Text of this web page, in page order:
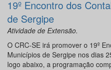
19º Encontro dos
de Sergipe
Atividade de Extensão.
O CRC-SE irá promover o 19º
Municípios de Sergipe nos dias
logo abaixo, a programação